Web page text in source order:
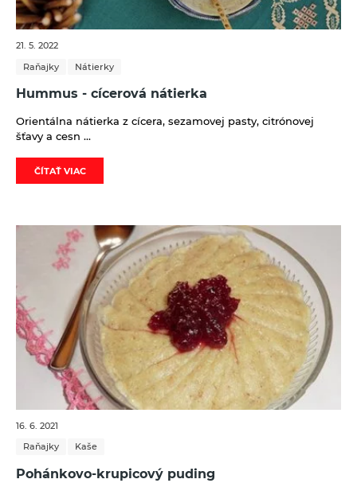
21. 5. 2022
Raňajky
Nátierky
Hummus - cícerová nátierka
Orientálna nátierka z cícera, sezamovej pasty, citrónovej
šťavy a cesn ...
ČÍTAŤ VIAC
16. 6. 2021
Raňajky
Kaše
Pohánkovo-krupicový puding